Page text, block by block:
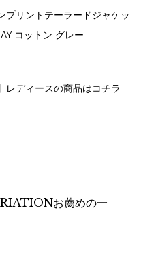
プリントテーラードジャケッ
コットン グレー
レディースの商品はコチラ
お薦めの一